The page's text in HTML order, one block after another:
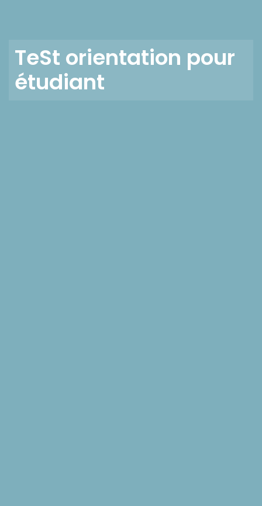
TeSt orientation pour
étudiant